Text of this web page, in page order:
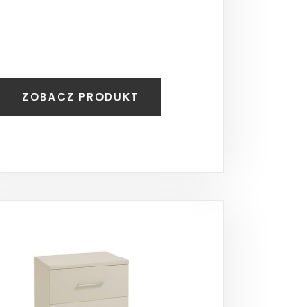
ZOBACZ PRODUKT